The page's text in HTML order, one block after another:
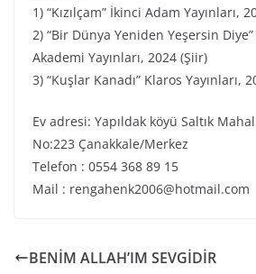
1) “Kızılçam” İkinci Adam Yayınları,
2) “Bir Dünya Yeniden Yeşersin
Akademi Yayınları, 2024 (Şiir)
3) “Kuşlar Kanadı” Klaros Yayınları,
Ev adresi: Yapıldak köyü Saltık
No:223 Çanakkale/Merkez
Telefon : 0554 368 89 15
Mail : rengahenk2006@hotmail.com
BENİM ALLAH’IM SEVGİDİR